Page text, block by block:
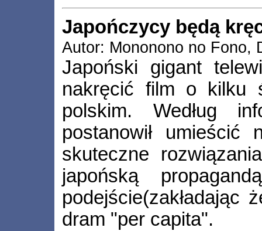
Japończycy będą
Autor: Mononono no Fono,
Japoński gigant
nakręcić film o kilku
polskim. Według
postanowił
skuteczne
japońską
podejście(zakładając
dram "per capita".